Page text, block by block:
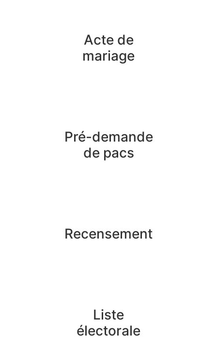
Acte de
mariage
Pré-demande
de pacs
Recensement
Liste
électorale